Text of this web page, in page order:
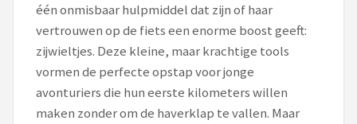
Kinderfietsen
Stadsfietsen
Elektrische fietsen
één onmisbaar hulpmiddel dat zijn of haar
vertrouwen op de fiets een enorme boost geeft:
zijwieltjes. Deze kleine, maar krachtige tools
vormen de perfecte opstap voor jonge
avonturiers die hun eerste kilometers willen
maken zonder om de haverklap te vallen. Maar